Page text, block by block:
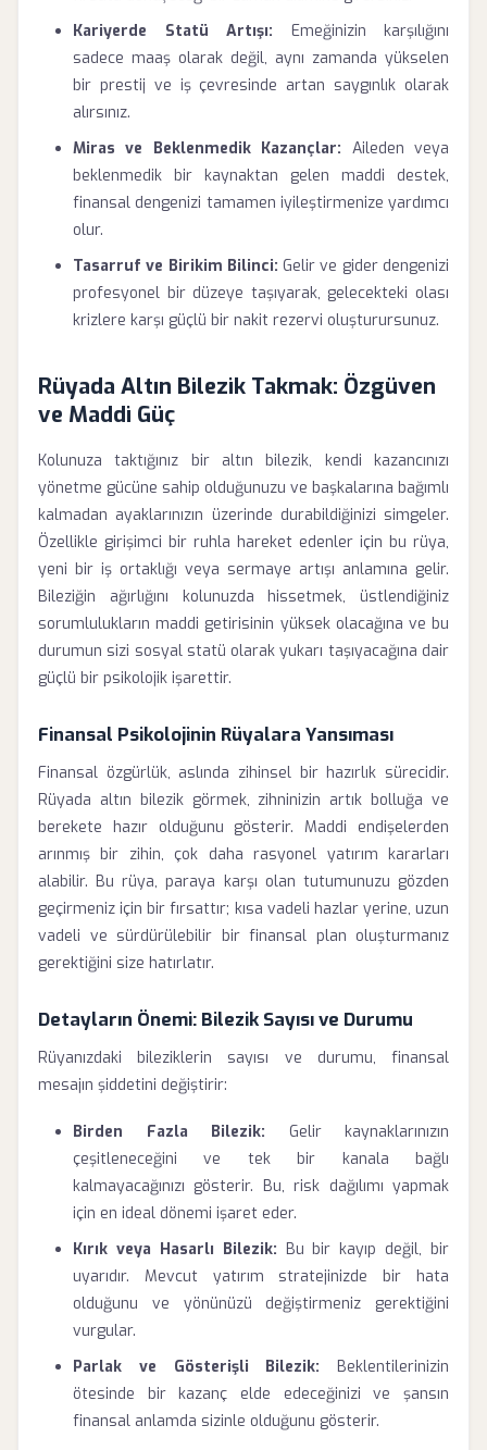
Kariyerde Statü Artışı: Emeğinizin karşılığını
sadece maaş olarak değil, aynı zamanda yükselen
bir prestij ve iş çevresinde artan saygınlık olarak
alırsınız.
Miras ve Beklenmedik Kazançlar: Aileden veya
beklenmedik bir kaynaktan gelen maddi destek,
finansal dengenizi tamamen iyileştirmenize yardımcı
olur.
Tasarruf ve Birikim Bilinci: Gelir ve gider dengenizi
profesyonel bir düzeye taşıyarak, gelecekteki olası
krizlere karşı güçlü bir nakit rezervi oluşturursunuz.
Rüyada Altın Bilezik Takmak: Özgüven
ve Maddi Güç
Kolunuza taktığınız bir altın bilezik, kendi kazancınızı
yönetme gücüne sahip olduğunuzu ve başkalarına bağımlı
kalmadan ayaklarınızın üzerinde durabildiğinizi simgeler.
Özellikle girişimci bir ruhla hareket edenler için bu rüya,
yeni bir iş ortaklığı veya sermaye artışı anlamına gelir.
Bileziğin ağırlığını kolunuzda hissetmek, üstlendiğiniz
sorumlulukların maddi getirisinin yüksek olacağına ve bu
durumun sizi sosyal statü olarak yukarı taşıyacağına dair
güçlü bir psikolojik işarettir.
Finansal Psikolojinin Rüyalara Yansıması
Finansal özgürlük, aslında zihinsel bir hazırlık sürecidir.
Rüyada altın bilezik görmek, zihninizin artık bolluğa ve
berekete hazır olduğunu gösterir. Maddi endişelerden
arınmış bir zihin, çok daha rasyonel yatırım kararları
alabilir. Bu rüya, paraya karşı olan tutumunuzu gözden
geçirmeniz için bir fırsattır; kısa vadeli hazlar yerine, uzun
vadeli ve sürdürülebilir bir finansal plan oluşturmanız
gerektiğini size hatırlatır.
Detayların Önemi: Bilezik Sayısı ve Durumu
Rüyanızdaki bileziklerin sayısı ve durumu, finansal
mesajın şiddetini değiştirir:
Birden Fazla Bilezik: Gelir kaynaklarınızın
çeşitleneceğini ve tek bir kanala bağlı
kalmayacağınızı gösterir. Bu, risk dağılımı yapmak
için en ideal dönemi işaret eder.
Kırık veya Hasarlı Bilezik: Bu bir kayıp değil, bir
uyarıdır. Mevcut yatırım stratejinizde bir hata
olduğunu ve yönünüzü değiştirmeniz gerektiğini
vurgular.
Parlak ve Gösterişli Bilezik: Beklentilerinizin
ötesinde bir kazanç elde edeceğinizi ve şansın
finansal anlamda sizinle olduğunu gösterir.